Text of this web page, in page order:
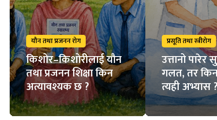
यौन तथा प्रजनन रोग
किशोर–किशोरीलाई यौन
तथा प्रजनन शिक्षा किन
अत्यावश्यक छ ?
प्रसूति तथा स्त्रीरोग
उत्तानो पारेर
गलत, तर
त्यही अभ्यास